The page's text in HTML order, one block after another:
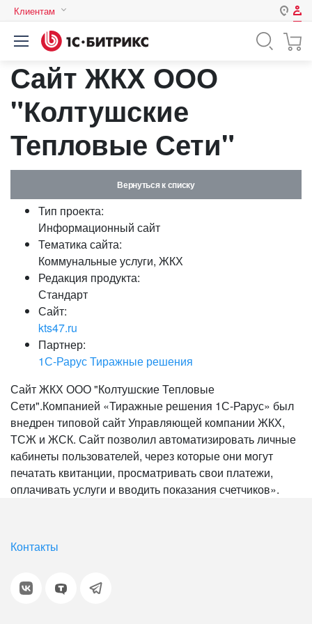
Клиентам
Авторизация
Нет аккаунта?Зарегистрироваться
Логин
Пароль
Запомнить меня на этом
Забыли свой пароль?
Сайт ЖКХ ООО
"Колтушские
Тепловые Сети"
Вернуться к списку
Тип проекта:
Информационный сайт
Тематика сайта:
Коммунальные услуги, ЖКХ
Редакция продукта:
Стандарт
Сайт:
kts47.ru
Партнер:
1С-Рарус Тиражные решения
Сайт ЖКХ ООО "Колтушские Тепловые
Сети".Компанией «Тиражные решения 1С-Рарус» был
внедрен типовой сайт Управляющей компании ЖКХ,
ТСЖ и ЖСК. Сайт позволил автоматизировать личные
кабинеты пользователей, через которые они могут
печатать квитанции, просматривать свои платежи,
оплачивать услуги и вводить показания счетчиков».
Контакты